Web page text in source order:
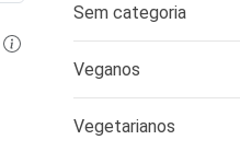
Sem categoria
Veganos
Vegetarianos